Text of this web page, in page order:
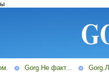
Gorg.Не факт...